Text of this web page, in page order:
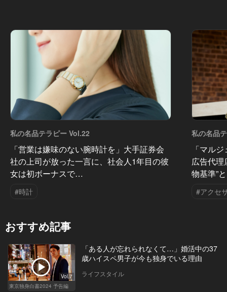
私の名品テラピー Vol.22
「営業は嫌味のない腕時計を」大手証券会
社の上司が放った一言に、社会人1年目の彼
女は初ボーナスで…
#時計
私の名品
「マル
広告代理
物基準”
#アクセ
おすすめ記事
Vol.7
東京独身白書2024 予告編
「ある人が忘れられなくて…」婚活中の37
歳ハイスペ男子が今も独身でいる理由
ライフスタイル